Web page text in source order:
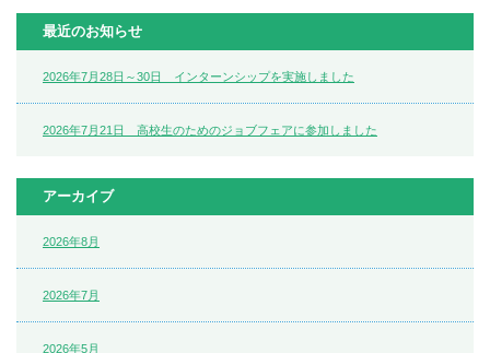
最近のお知らせ
2026年7月28日～30日 インターンシップを実施しました
2026年7月21日 高校生のためのジョブフェアに参加しました
アーカイブ
2026年8月
2026年7月
2026年5月